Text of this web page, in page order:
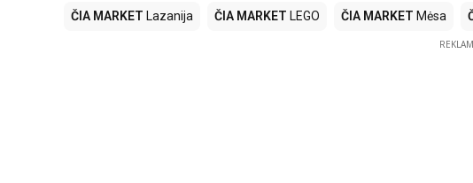
ČIA MARKET Lazanija ČIA MARKET LEGO ČIA MARKET Mėsa